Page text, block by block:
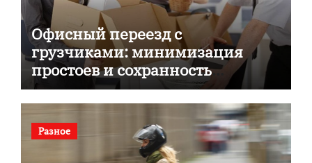
Офисный переезд с
грузчиками: минимизация
простоев и сохранность
документов
Разное